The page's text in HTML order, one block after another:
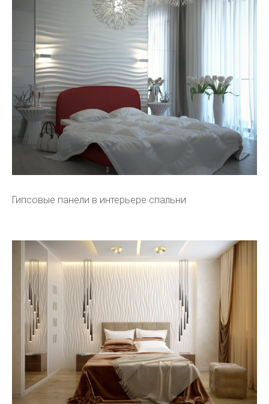
Гипсовые панели в интерьере спальни